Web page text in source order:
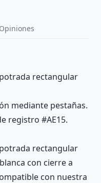
Opiniones
rectangular
mediante pestañas.
registro #AE15.
rectangular
con cierre a
con nuestra